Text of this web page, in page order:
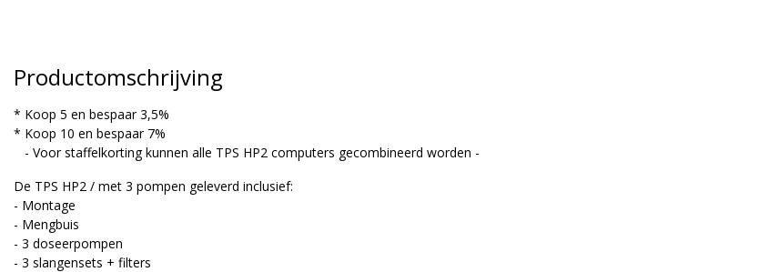
Productomschrijving
* Koop 5 en bespaar 3,5%
* Koop 10 en bespaar 7%
- Voor staffelkorting kunnen alle TPS HP2 computers gecombineerd worden -
De TPS HP2 / met 3 pompen geleverd inclusief:
- Montage
- Mengbuis
- 3 doseerpompen
- 3 slangensets + filters